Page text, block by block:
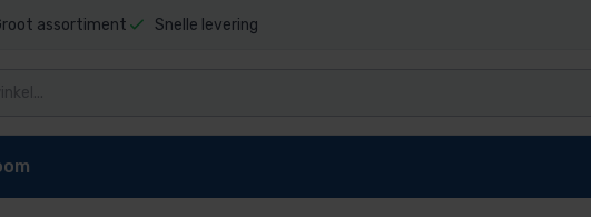
assortiment Snelle levering